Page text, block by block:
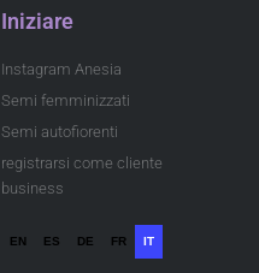
Iniziare
Instagram Anesia
Semi femminizzati
Semi autofiorenti
registrarsi come cliente
business
EN ES DE FR IT